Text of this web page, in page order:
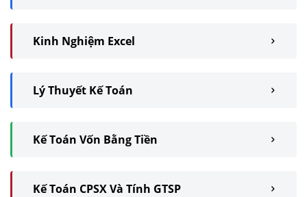
Kinh Nghiệm Excel
Lý Thuyết Kế Toán
Kế Toán Vốn Bằng Tiền
Kế Toán CPSX Và Tính GTSP